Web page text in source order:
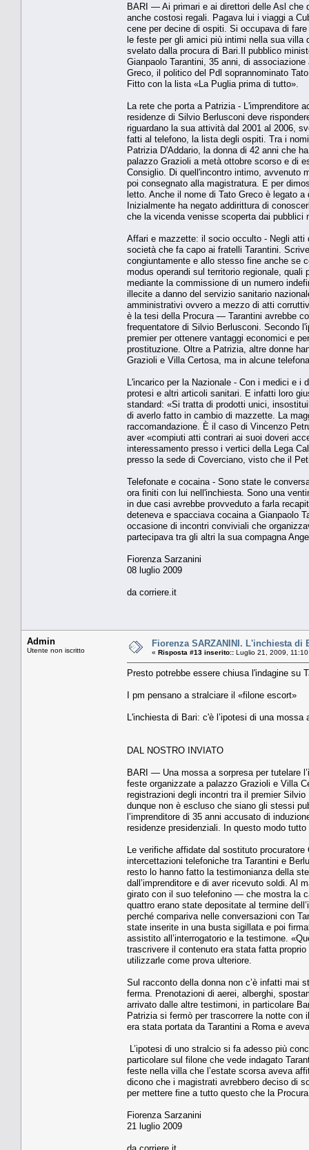
BARI — Ai primari e ai direttori delle Asl che
anche costosi regali. Pagava lui i viaggi a
cene per decine di ospiti. Si occupava di
le feste per gli amici più intimi nella sua villa
svelato dalla procura di Bari.Il pubblico
Gianpaolo Tarantini, 35 anni, di
Greco, il politico del Pdl soprannominato
Fitto con la lista «La Puglia prima di tutto».
La rete che porta a Patrizia - L'imprenditore
residenze di Silvio Berlusconi deve
riguardano la sua attività dal 2001 al 2006,
fatti al telefono, la lista degli ospiti. Tra i
Patrizia D'Addario, la donna di 42 anni che
palazzo Grazioli a metà ottobre scorso e di
Consiglio. Di quell'incontro intimo, avvenuto
poi consegnato alla magistratura. E per
letto. Anche il nome di Tato Greco è legato
Inizialmente ha negato addirittura di
che la vicenda venisse scoperta dai pubblici
Affari e mazzette: il socio occulto - Negli
società che fa capo ai fratelli Tarantini.
congiuntamente e allo stesso fine anche se
modus operandi sul territorio regionale,
mediante la commissione di un numero
illecite a danno del servizio sanitario
amministrativi ovvero a mezzo di atti
è la tesi della Procura — Tarantini avrebbe
frequentatore di Silvio Berlusconi. Secondo
premier per ottenere vantaggi economici e
prostituzione. Oltre a Patrizia, altre donne
Grazioli e Villa Certosa, ma in alcune
L'incarico per la Nazionale - Con i medici e i
protesi e altri articoli sanitari. E infatti loro
standard: «Si tratta di prodotti unici,
di averlo fatto in cambio di mazzette. La
raccomandazione. È il caso di Vincenzo
aver «compiuti atti contrari ai suoi doveri
interessamento presso i vertici della Lega
presso la sede di Coverciano, visto che il
Telefonate e cocaina - Sono state le
ora finiti con lui nell'inchiesta. Sono una
in due casi avrebbe provveduto a farla
deteneva e spacciava cocaina a Gianpaolo
occasione di incontri conviviali che
partecipava tra gli altri la sua compagna
Fiorenza Sarzanini
08 luglio 2009
da corriere.it
Admin
Utente non iscritto
Fiorenza SARZANINI. L'inchiesta di
« Risposta #13 inserito:: Luglio 21, 2009,
Presto potrebbe essere chiusa l'indagine su
I pm pensano a stralciare il «filone escort»
L'inchiesta di Bari: c'è l’ipotesi di una
DAL NOSTRO INVIATO
BARI — Una mossa a sorpresa per tutelare
feste organizzate a palazzo Grazioli e Vil­la
registrazioni degli incontri tra il premier
dunque non è esclu­so che siano gli stessi
l’imprenditore di 35 anni accusato di
residenze presidenziali. In questo modo
Le verifiche affidate dal sostitu­to
intercetta­zioni telefoniche tra Tarantini e
resto lo hanno fatto la testimonianza della
dall’imprenditore e di aver ricevuto soldi. Al
girato con il suo telefonino — che mostra la
quattro erano state de­positate al termine
perché compariva nelle con­versazioni con
state inserite in una busta sigillata e poi
assistito all’in­terrogatorio e la testimone.
trascrivere il contenuto era stata fatta
utilizzarle come prova ulteriore.
Sul racconto della donna non c’è infatti mai
ferma. Prenotazioni di aerei, alber­ghi,
arrivato dalle altre testimoni, in particolare
Patrizia si fermò per trascorrere la notte con
era stata portata da Taranti­ni a Roma e
L’ipotesi di uno stralcio si fa adesso più
particolare sul filone che vede in­dagato
feste nella villa che l’estate scorsa aveva
dicono che i magistrati avrebbero deciso di
per mettere fine a tutto questo che la
Fiorenza Sarzanini
21 luglio 2009